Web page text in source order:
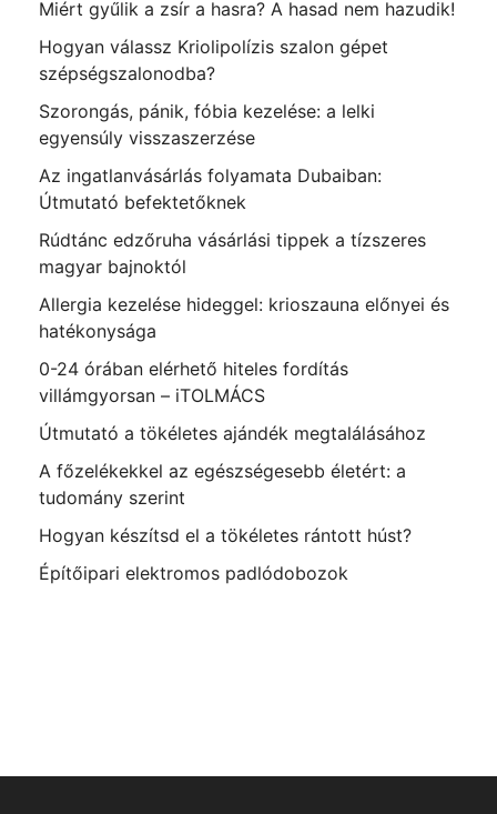
Miért gyűlik a zsír a hasra? A hasad nem hazudik!
Hogyan válassz Kriolipolízis szalon gépet
szépségszalonodba?
Szorongás, pánik, fóbia kezelése: a lelki
egyensúly visszaszerzése
Az ingatlanvásárlás folyamata Dubaiban:
Útmutató befektetőknek
Rúdtánc edzőruha vásárlási tippek a tízszeres
magyar bajnoktól
Allergia kezelése hideggel: krioszauna előnyei és
hatékonysága
0-24 órában elérhető hiteles fordítás
villámgyorsan – iTOLMÁCS
Útmutató a tökéletes ajándék megtalálásához
A főzelékekkel az egészségesebb életért: a
tudomány szerint
Hogyan készítsd el a tökéletes rántott húst?
Építőipari elektromos padlódobozok